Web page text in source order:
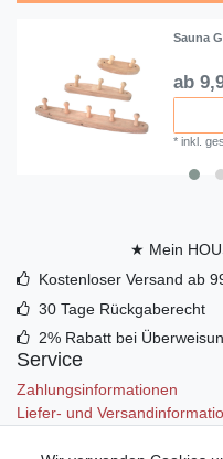
Sauna
ab
*inkl.
★ Mein
Kostenloser Versand ab
30 Tage Rückgaberecht
2% Rabatt bei
Service
Zahlungsinformationen
Liefer- und